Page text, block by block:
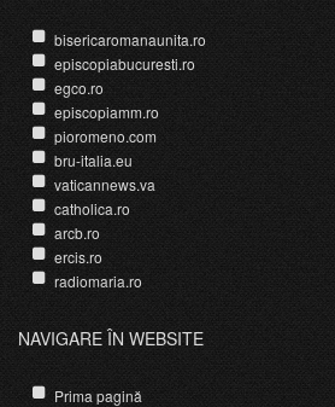
bisericaromanaunita.ro
episcopiabucuresti.ro
egco.ro
episcopiamm.ro
pioromeno.com
bru-italia.eu
vaticannews.va
catholica.ro
arcb.ro
ercis.ro
radiomaria.ro
NAVIGARE ÎN WEBSITE
Prima pagină